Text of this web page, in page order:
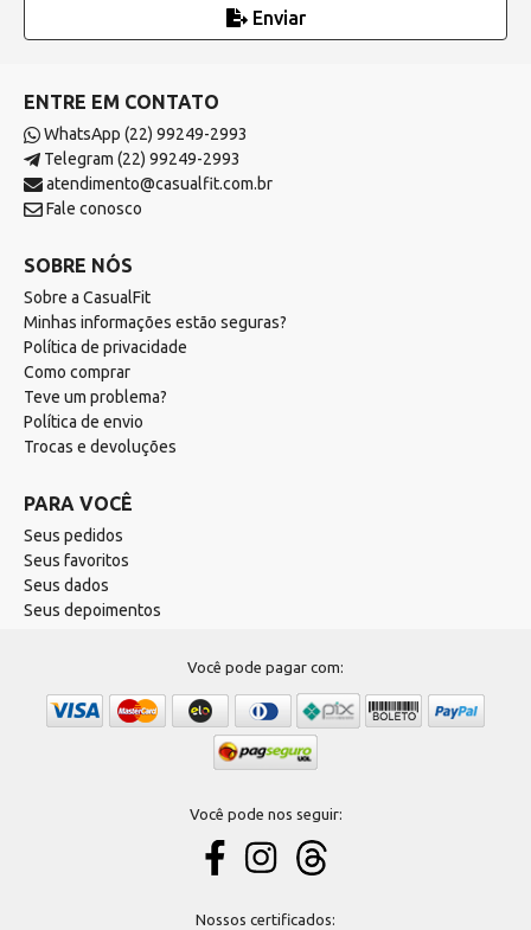
Enviar
ENTRE EM CONTATO
WhatsApp (22) 99249-2993
Telegram (22) 99249-2993
atendimento@casualfit.com.br
Fale conosco
SOBRE NÓS
Sobre a CasualFit
Minhas informações estão seguras?
Política de privacidade
Como comprar
Teve um problema?
Política de envio
Trocas e devoluções
PARA VOCÊ
Seus pedidos
Seus favoritos
Seus dados
Seus depoimentos
Você pode pagar com:
Você pode nos seguir:
Nossos certificados: